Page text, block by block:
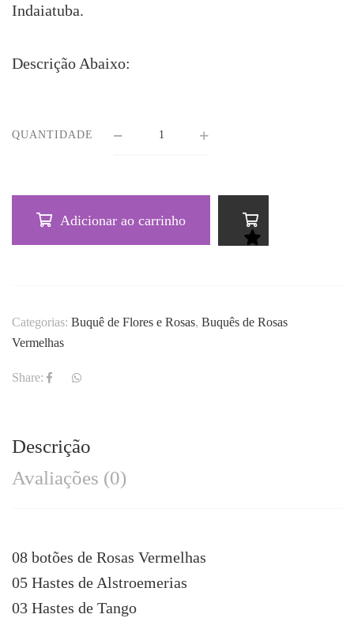
Indaiatuba.
Descrição Abaixo:
QUANTIDADE
Adicionar ao carrinho
Categorias: Buquê de Flores e Rosas, Buquês de Rosas
Vermelhas
Share:
Descrição
Avaliações (0)
08 botões de Rosas Vermelhas
05 Hastes de Alstroemerias
03 Hastes de Tango